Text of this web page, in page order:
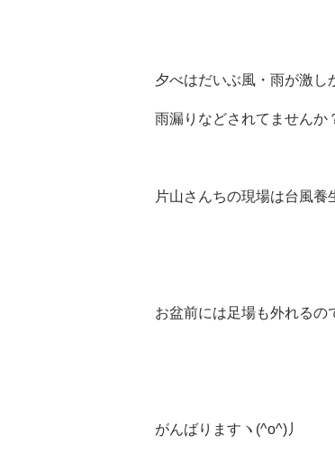
夕べはだいぶ風・雨が激し
雨漏りなどされてませんか
片山さんちの現場は台風
お盆前には足場も外れるの
がんばりますヽ(^o^)丿